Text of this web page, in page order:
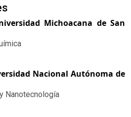
Michoacana de San
Nacional Autónoma de
Nanotecnología